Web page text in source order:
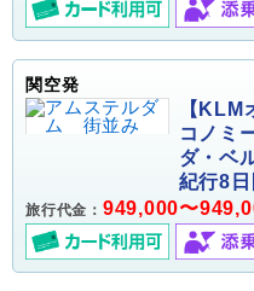
関空発
【KLM
コノミ
ダ・ベ
紀行8日
旅行代金： 949,000〜